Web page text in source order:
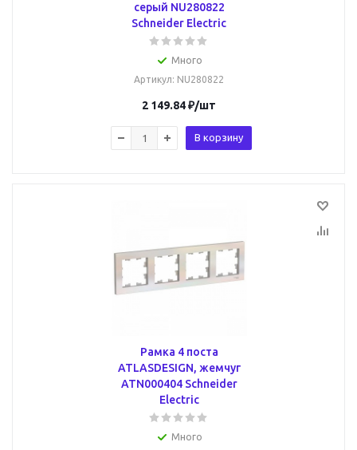
серый NU280822
Schneider Electric
Много
Артикул: NU280822
2 149.84₽/шт
В корзину
Рамка 4 поста
ATLASDESIGN, жемчуг
ATN000404 Schneider
Electric
Много